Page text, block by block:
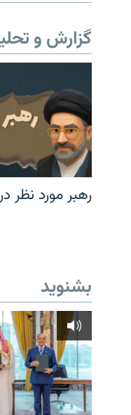
گزارش و
رهبر مورد
بشنوید